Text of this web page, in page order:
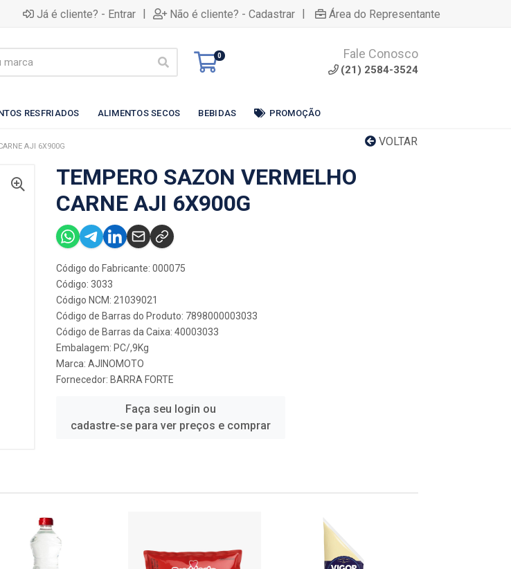
Já é cliente? - Entrar | Não é cliente? - Cadastrar | Área do Representante
0 Fale Conosco
(21) 2584-3524
RESFRIADOS ALIMENTOS SECOS BEBIDAS PROMOÇÃO
VOLTAR
AJI 6X900G
TEMPERO SAZON VERMELHO
CARNE AJI 6X900G
Código do Fabricante: 000075
Código: 3033
Código NCM: 21039021
Código de Barras do Produto: 7898000003033
Código de Barras da Caixa: 40003033
Embalagem: PC/,9Kg
Marca: AJINOMOTO
Fornecedor: BARRA FORTE
Faça seu login ou
cadastre-se para ver preços e comprar